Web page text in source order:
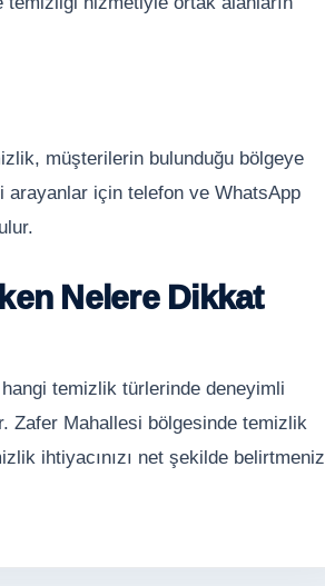
müşterilerin bulunduğu bölgeye
arayanlar için telefon ve WhatsApp
Nelere Dikkat
temizlik türlerinde deneyimli
Zafer Mahallesi bölgesinde temizlik
ihtiyacınızı net şekilde belirtmeniz